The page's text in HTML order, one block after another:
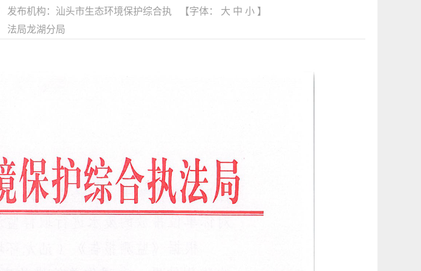
发布机构： 汕头市生态环境保护综合执
法局龙湖分局
【字体： 大 中 小 】